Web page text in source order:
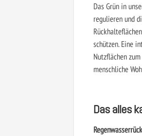
Das Grün in
regulieren und
schützen. Eine
Nutzflächen
menschliche
Das alles